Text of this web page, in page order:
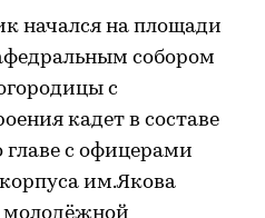
начался на площади
собором
с
кадет в составе
главе с офицерами
корпуса им.Якова